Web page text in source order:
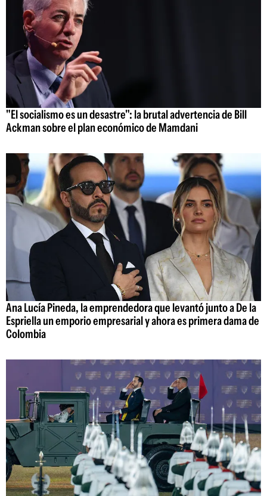
"El socialismo es un desastre": la brutal advertencia de Bill
Ackman sobre el plan económico de Mamdani
Ana Lucía Pineda, la emprendedora que levantó junto a De la
Espriella un emporio empresarial y ahora es primera dama de
Colombia